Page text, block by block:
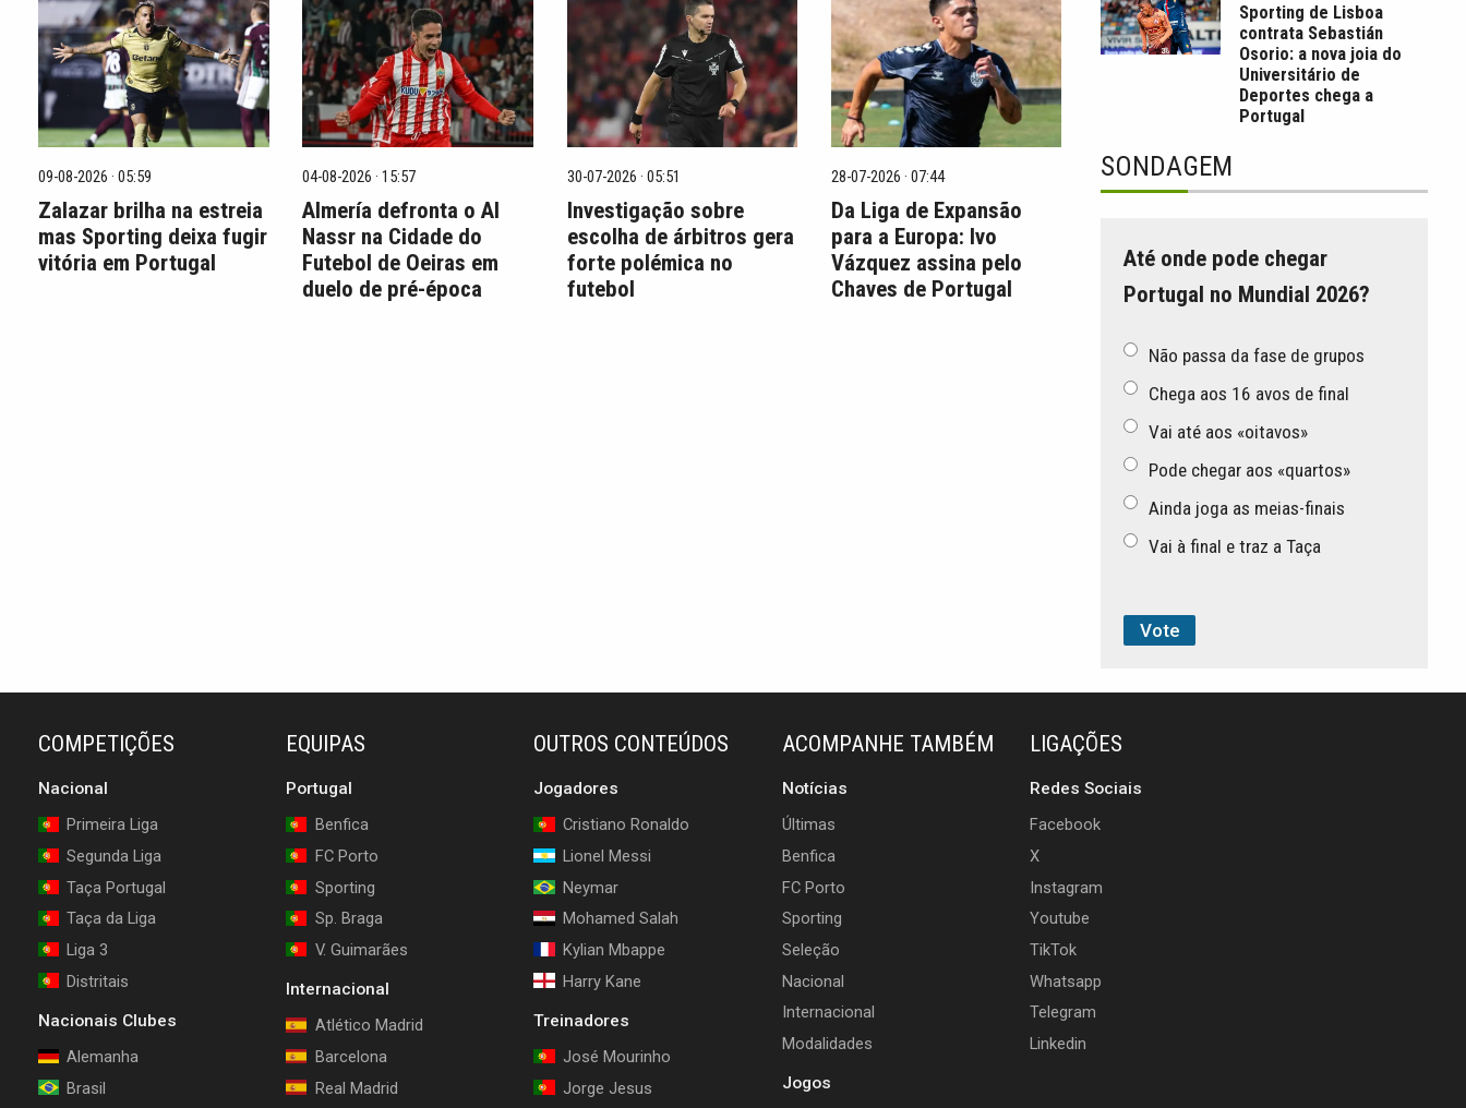
09-08-2026 · 05:59
Zalazar brilha na estreia
mas Sporting deixa fugir
vitória em Portugal
04-08-2026 · 15:57
Almería defronta o Al
Nassr na Cidade do
Futebol de Oeiras em
duelo de pré-época
30-07-2026 · 05:51
Investigação sobre
escolha de árbitros gera
forte polémica no
futebol
28-07-2026 · 07:44
Da Liga de Expansão
para a Europa: Ivo
Vázquez assina pelo
Chaves de Portugal
Sporting de Lisboa
contrata Sebastián
Osorio: a nova joia do
Universitário de
Deportes chega a
Portugal
SONDAGEM
Até onde pode chegar
Portugal no Mundial 2026?
Não passa da fase de grupos
Chega aos 16 avos de final
Vai até aos «oitavos»
Pode chegar aos «quartos»
Ainda joga as meias-finais
Vai à final e traz a Taça
COMPETIÇÕES
Nacional
Primeira Liga
Segunda Liga
Taça Portugal
Taça da Liga
Liga 3
Distritais
Nacionais Clubes
Alemanha
Brasil
EQUIPAS
Portugal
Benfica
FC Porto
Sporting
Sp. Braga
V. Guimarães
Internacional
Atlético Madrid
Barcelona
Real Madrid
OUTROS CONTEÚDOS
Jogadores
Cristiano Ronaldo
Lionel Messi
Neymar
Mohamed Salah
Kylian Mbappe
Harry Kane
Treinadores
José Mourinho
Jorge Jesus
ACOMPANHE TAMBÉM
Notícias
Últimas
Benfica
FC Porto
Sporting
Seleção
Nacional
Internacional
Modalidades
Jogos
LIGAÇÕES
Redes Sociais
Facebook
X
Instagram
Youtube
TikTok
Whatsapp
Telegram
Linkedin